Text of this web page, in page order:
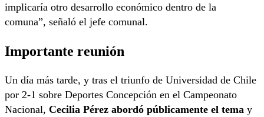
implicaría otro desarrollo económico dentro de la
comuna”, señaló el jefe comunal.
Importante reunión
Un día más tarde, y tras el triunfo de Universidad de Chile
por 2-1 sobre Deportes Concepción en el Campeonato
Nacional, Cecilia Pérez abordó públicamente el tema y